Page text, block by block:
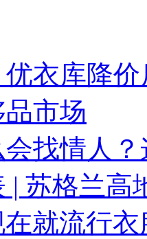
衣库降
市场
找情人
| 苏格兰
就流行